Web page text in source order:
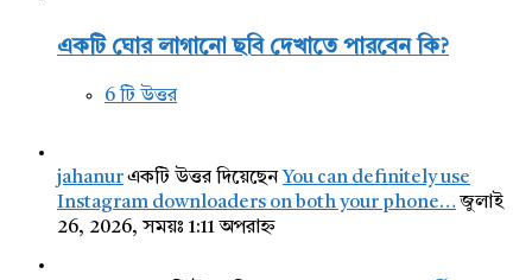
একটি ঘোর লাগানো ছবি দেখাতে পারবেন কি?
6 টি উত্তর
jahanurএকটি উত্তর দিয়েছেন You can definitely use
Instagram downloaders on both your phone… জুলাই
26, 2026, সময়ঃ 1:11 অপরাহ্ন